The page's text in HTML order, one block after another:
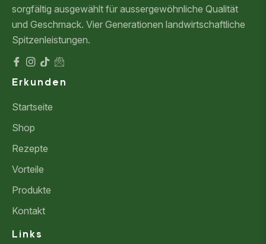
sorgfältig ausgewählt für aussergewöhnliche Qualität
und Geschmack. Vier Generationen landwirtschaftliche
Spitzenleistungen.
Fb Ins TiktokMail
Erkunden
Startseite
Shop
Rezepte
Vorteile
Produkte
Kontakt
Links